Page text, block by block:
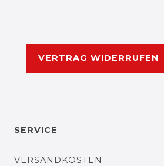
VERTRAG WIDERRUFEN
SERVICE
VERSANDKOSTEN